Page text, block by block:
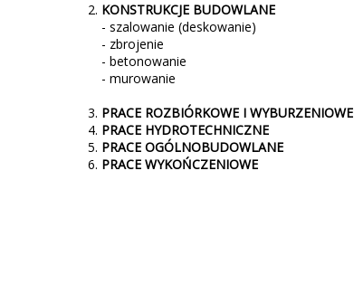
KONSTRUKCJE BUDOWLANE
- szalowanie (deskowanie)
- zbrojenie
- betonowanie
- murowanie
PRACE ROZBIÓRKOWE I WYBURZENIOWE
PRACE HYDROTECHNICZNE
PRACE OGÓLNOBUDOWLANE
PRACE WYKOŃCZENIOWE